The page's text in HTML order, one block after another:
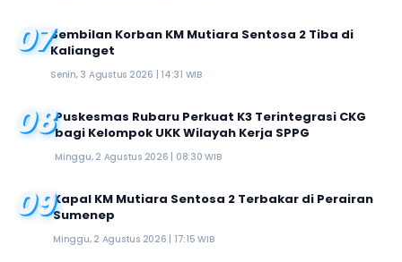
07Sembilan Korban KM Mutiara Sentosa 2 Tiba di
Kalianget
Senin, 3 Agustus 2026 | 14:31 WIB
08Puskesmas Rubaru Perkuat K3 Terintegrasi CKG
bagi Kelompok UKK Wilayah Kerja SPPG
Minggu, 2 Agustus 2026 | 08:30 WIB
09Kapal KM Mutiara Sentosa 2 Terbakar di Perairan
Sumenep
Minggu, 2 Agustus 2026 | 17:15 WIB